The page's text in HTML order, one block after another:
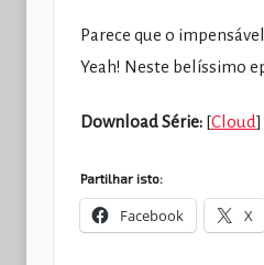
Parece que o
Yeah! Neste belíssimo
Download Série: [Cloud]
Partilhar isto:
Facebook X